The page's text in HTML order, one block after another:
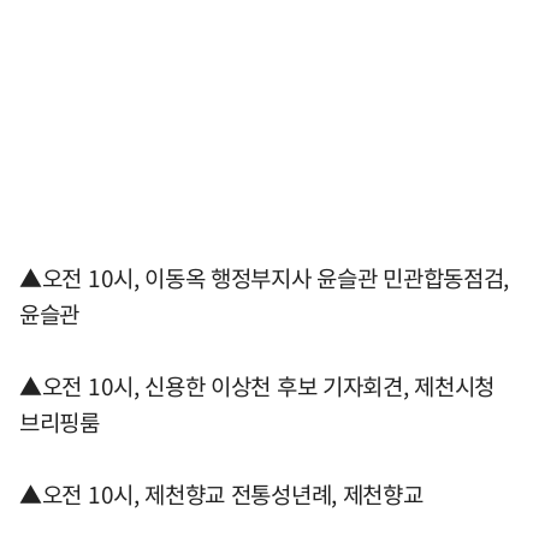
▲오전 10시, 이동옥 행정부지사 윤슬관 민관합동점검,
윤슬관
▲오전 10시, 신용한 이상천 후보 기자회견, 제천시청
브리핑룸
▲오전 10시, 제천향교 전통성년례, 제천향교